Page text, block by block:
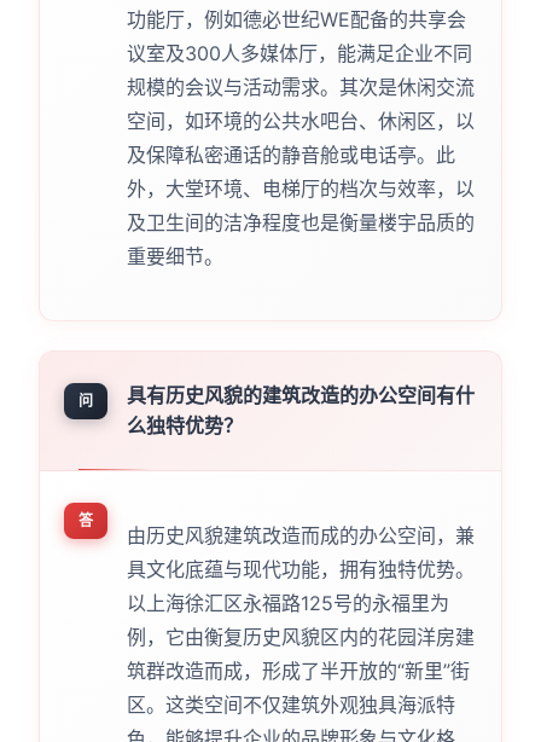
功能厅，例如德必世纪WE配备的共享会
议室及300人多媒体厅，能满足企业不同
规模的会议与活动需求。其次是休闲交流
空间，如环境的公共水吧台、休闲区，以
及保障私密通话的静音舱或电话亭。此
外，大堂环境、电梯厅的档次与效率，以
及卫生间的洁净程度也是衡量楼宇品质的
重要细节。
问
具有历史风貌的建筑改造的办公空间有什
么独特优势？
答
由历史风貌建筑改造而成的办公空间，兼
具文化底蕴与现代功能，拥有独特优势。
以上海徐汇区永福路125号的永福里为
例，它由衡复历史风貌区内的花园洋房建
筑群改造而成，形成了半开放的“新里”街
区。这类空间不仅建筑外观独具海派特